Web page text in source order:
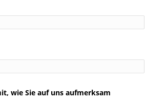
wie Sie auf uns aufmerksam